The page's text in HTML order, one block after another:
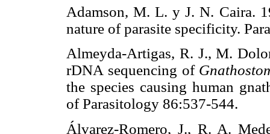
Adamson, M. L. y J. N. Caira.
nature of parasite specificity.
Almeyda-Artigas, R. J., M.
rDNA sequencing of
the species causing human
of Parasitology 86:537-
Álvarez-Romero, J., R. A.